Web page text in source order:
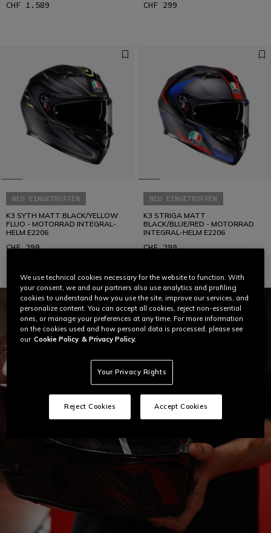
CHF 1.589 CHF 299
NEU EINGETROFFEN
K3 SYTH MATT BLACK/YELLOW
FLUO - MOTORRAD INTEGRAL-
HELM E2206
CHF 299
NEU EINGETROFFEN
K3 STRIGA MATT
BLACK/BLUE/RED - MOTORRAD
INTEGRAL-HELM E2206
CHF 299
We use technical cookies necessary for the website to function. With
your consent, we and our partners also use analytics and profiling
cookies to understand how you use the site, improve our services, and
personalize content. You can accept all cookies, reject non-essential
ones, or manage your preferences at any time. For more information
on the cookies used and how personal data is processed, please see
our Cookie Policy & Privacy Policy.
Your Privacy Rights
Reject Cookies Accept Cookies